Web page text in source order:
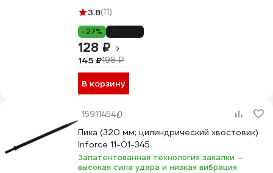
3.8(11)
-27%
128 ₽
145 ₽198 ₽
В корзину
15911454
Пика (320 мм; цилиндрический хвостовик)
Inforce 11-01-345
Запатентованная технология закалки —
высокая сила удара и низкая вибрация